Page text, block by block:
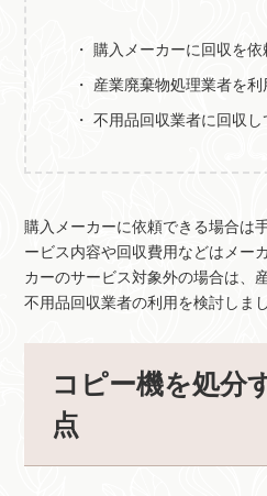
購入メーカーに回収を依
産業廃棄物処理業者を利
不用品回収業者に回収し
購入メーカーに依頼できる場合は
ービス内容や回収費用などはメー
カーのサービス対象外の場合は、
不用品回収業者の利用を検討しまし
コピー機を処分
点